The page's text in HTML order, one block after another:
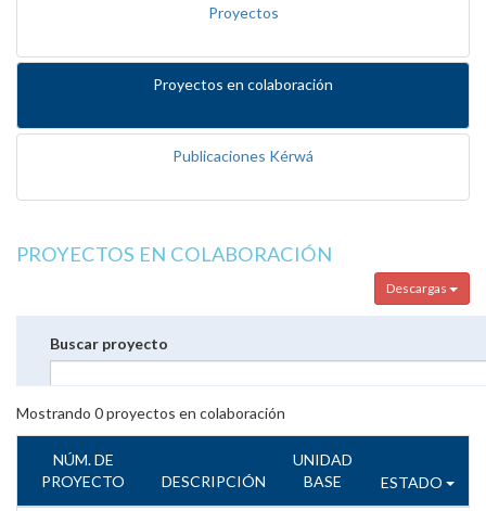
Proyectos
Proyectos en colaboración
Publicaciones Kérwá
PROYECTOS EN COLABORACIÓN
Descargas
Buscar proyecto
Mostrando 0proyectos en colaboración
NÚM. DE
PROYECTO
DESCRIPCIÓN
UNIDAD
BASE
ESTADO